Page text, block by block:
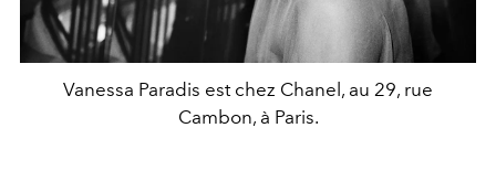
Vanessa Paradis est chez Chanel, au 29, rue
Cambon, à Paris.